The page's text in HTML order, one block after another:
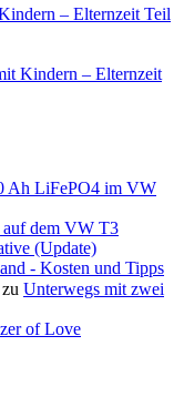
– Elternzeit Teil
Kindern – Elternzeit
Ah LiFePO4 im VW
auf dem VW T3
(Update)
- Kosten und Tipps
zu Unterwegs mit zwei
of Love